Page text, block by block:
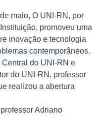
maio, O UNI-RN, por
promoveu uma
inovação e tecnologia
contemporâneos.
do UNI-RN e
do UNI-RN, professor
realizou a abertura
Adriano